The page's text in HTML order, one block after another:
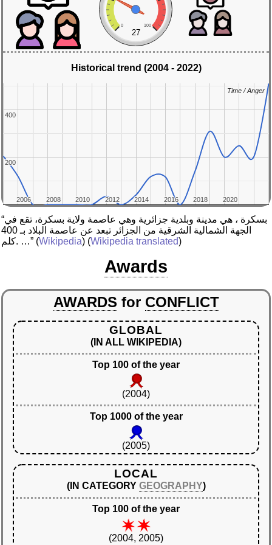
0 100
27
Historical trend (2004 - 2022)
2006
2006 2008
2008 2010
2010 2012
2012 2014
2014 2016
2016 2018
2018 2020
2020
200
200
400
400
Time / Anger
Time / Anger
“بسكرة ‏، هي مدينة وبلدية جزائرية وهي عاصمة ولاية بسكرة، تقع في
الجهة الشمالية الشرقية من الجزائر تبعد عن عاصمة البلاد بـ 400
كلم. …” (Wikipedia) (Wikipedia translated)
Awards
AWARDS for CONFLICT
GLOBAL
(IN ALL WIKIPEDIA)
Top 100 of the year
(2004)
Top 1000 of the year
(2005)
LOCAL
(IN CATEGORY GEOGRAPHY)
Top 100 of the year
(2004, 2005)